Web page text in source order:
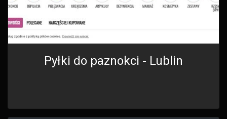
Pyłki do paznokci - Lublin